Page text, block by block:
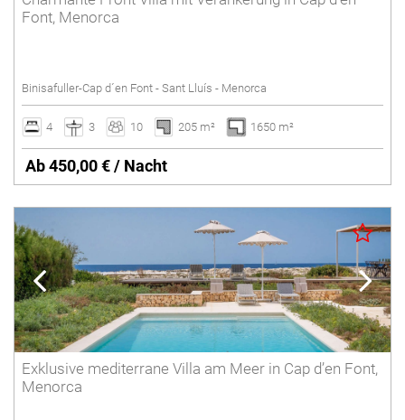
Font, Menorca
Binisafuller-Cap d´en Font - Sant Lluís - Menorca
4 3 10 205 m² 1650 m²
Ab 450,00 € / Nacht
Exklusive mediterrane Villa am Meer in Cap d’en Font,
Menorca